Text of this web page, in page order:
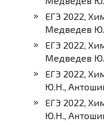
ЕГЭ 2022,
Медведев
ЕГЭ 2022,
Медведев
ЕГЭ 2022,
Ю.Н.,
ЕГЭ 2022,
Ю.Н.,